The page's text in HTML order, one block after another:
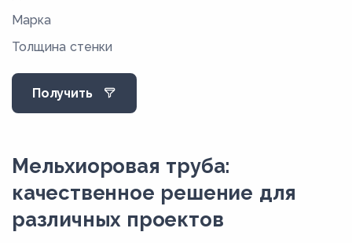
Марка
Толщина стенки
Получить
Мельхиоровая труба:
качественное решение для
различных проектов